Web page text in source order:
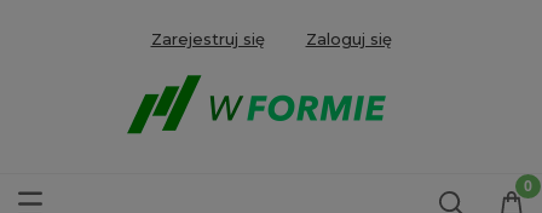
Zarejestruj się Zaloguj się